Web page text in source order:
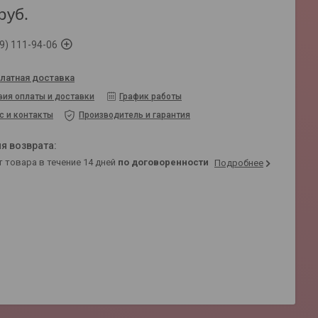
111-94-06
доставка
оплаты и доставки
График работы
и контакты
Производитель и гарантия
товара в течение 14 дней по договоренности Подробнее